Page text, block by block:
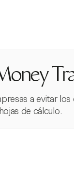
a evitar
de cálculo.